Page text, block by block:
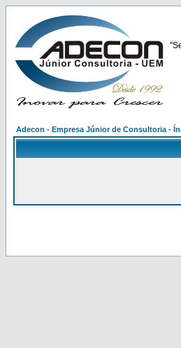
Adecon - Empresa Júnior de Consultoria -